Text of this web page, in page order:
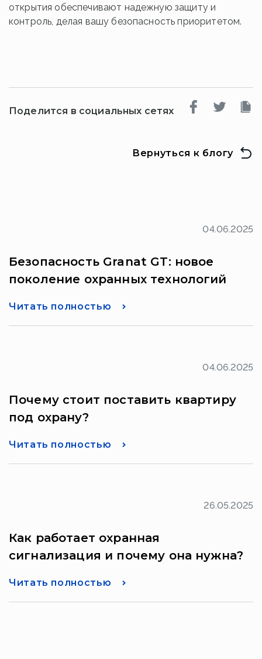
открытия обеспечивают надежную защиту и
контроль, делая вашу безопасность приоритетом.
Поделится в социальных сетях
Вернуться к блогу
04.06.2025
Безопасность Granat GT: новое
поколение охранных технологий
Читать полностью
04.06.2025
Почему стоит поставить квартиру
под охрану?
Читать полностью
26.05.2025
Как работает охранная
сигнализация и почему она нужна?
Читать полностью